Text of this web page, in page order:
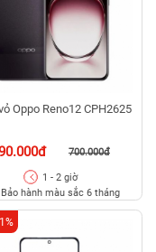
Oppo Reno12 CPH2625
700.000đ
1 - 2 giờ
Bảo hành màu sắc 6 tháng